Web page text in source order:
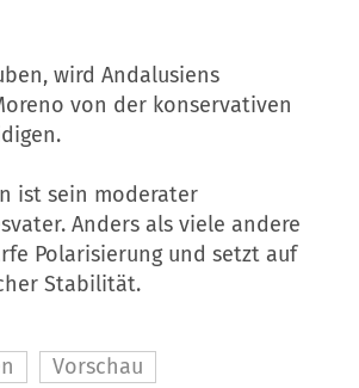
wird Andalusiens
von der konservativen
ist sein moderater
Anders als viele andere
Polarisierung und setzt auf
Stabilität.
Vorschau